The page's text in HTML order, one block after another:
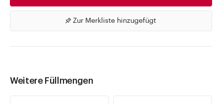
Zur Merkliste hinzugefügt
Weitere Füllmengen